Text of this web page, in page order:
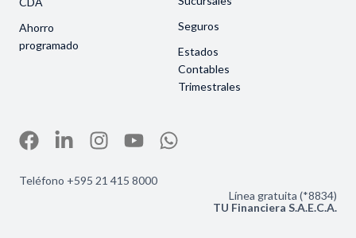
Ahorro
programado
Seguros
Estados
Contables
Trimestrales
Teléfono +595 21 415 8000
Línea gratuita (*8834)
TU Financiera S.A.E.C.A.